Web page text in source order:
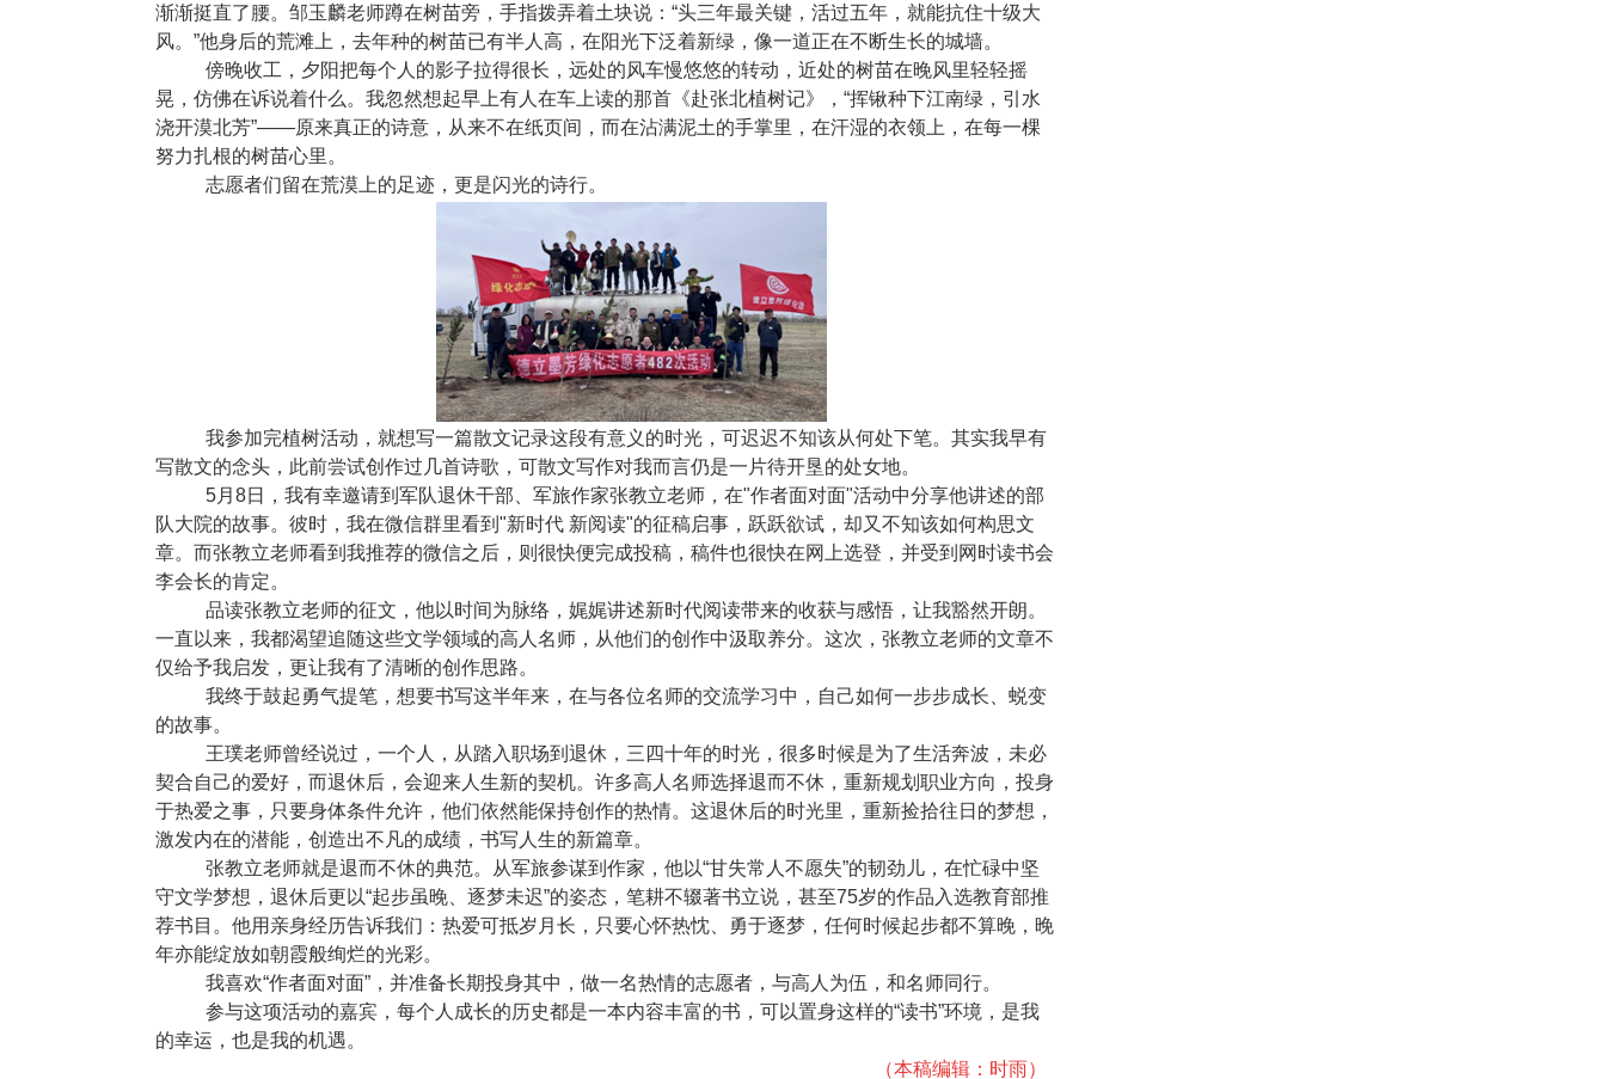
渐渐挺直了腰。邹玉麟老师蹲在树苗旁，手指拨弄着土块说：“头三年最关键，活过五年，就能抗住十级大
风。”他身后的荒滩上，去年种的树苗已有半人高，在阳光下泛着新绿，像一道正在不断生长的城墙。
傍晚收工，夕阳把每个人的影子拉得很长，远处的风车慢悠悠的转动，近处的树苗在晚风里轻轻摇
晃，仿佛在诉说着什么。我忽然想起早上有人在车上读的那首《赴张北植树记》，“挥锹种下江南绿，引水
浇开漠北芳”——原来真正的诗意，从来不在纸页间，而在沾满泥土的手掌里，在汗湿的衣领上，在每一棵
努力扎根的树苗心里。
志愿者们留在荒漠上的足迹，更是闪光的诗行。
我参加完植树活动，就想写一篇散文记录这段有意义的时光，可迟迟不知该从何处下笔。其实我早有
写散文的念头，此前尝试创作过几首诗歌，可散文写作对我而言仍是一片待开垦的处女地。
5月8日，我有幸邀请到军队退休干部、军旅作家张教立老师，在"作者面对面"活动中分享他讲述的部
队大院的故事。彼时，我在微信群里看到 "新时代 新阅读"的征稿启事，跃跃欲试，却又不知该如何构思文
章。而张教立老师看到我推荐的微信之后，则很快便完成投稿，稿件也很快在网上选登，并受到网时读书会
李会长的肯定。
品读张教立老师的征文，他以时间为脉络，娓娓讲述新时代阅读带来的收获与感悟，让我豁然开朗。
一直以来，我都渴望追随这些文学领域的高人名师，从他们的创作中汲取养分。这次，张教立老师的文章不
仅给予我启发，更让我有了清晰的创作思路。
我终于鼓起勇气提笔，想要书写这半年来，在与各位名师的交流学习中，自己如何一步步成长、蜕变
的故事。
王璞老师曾经说过，一个人，从踏入职场到退休，三四十年的时光，很多时候是为了生活奔波，未必
契合自己的爱好，而退休后，会迎来人生新的契机。许多高人名师选择退而不休，重新规划职业方向，投身
于热爱之事，只要身体条件允许，他们依然能保持创作的热情。这退休后的时光里，重新捡拾往日的梦想，
激发内在的潜能，创造出不凡的成绩，书写人生的新篇章。
张教立老师就是退而不休的典范。从军旅参谋到作家，他以“甘失常人不愿失”的韧劲儿，在忙碌中坚
守文学梦想，退休后更以“起步虽晚、逐梦未迟”的姿态，笔耕不辍著书立说，甚至75岁的作品入选教育部推
荐书目。他用亲身经历告诉我们：热爱可抵岁月长，只要心怀热忱、勇于逐梦，任何时候起步都不算晚，晚
年亦能绽放如朝霞般绚烂的光彩。
我喜欢“作者面对面”，并准备长期投身其中，做一名热情的志愿者，与高人为伍，和名师同行。
参与这项活动的嘉宾，每个人成长的历史都是一本内容丰富的书，可以置身这样的“读书”环境，是我
的幸运，也是我的机遇。
（本稿编辑：时雨）